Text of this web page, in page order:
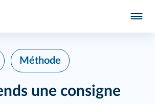
Méthode
une consigne